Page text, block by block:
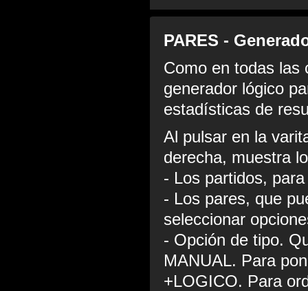
PARES -
Como en todas las
generador lógico
estadísticas de
Al pulsar en la
derecha, muestra
- Los partidos,
- Los pares, que
seleccionar
- Opción de tipo.
MANUAL. Para
+LOGICO. Para